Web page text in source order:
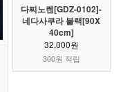
다찌노렌[GDZ-0102]-
네다사쿠라 블랙[90X
40cm]
32,000원
300원 적립